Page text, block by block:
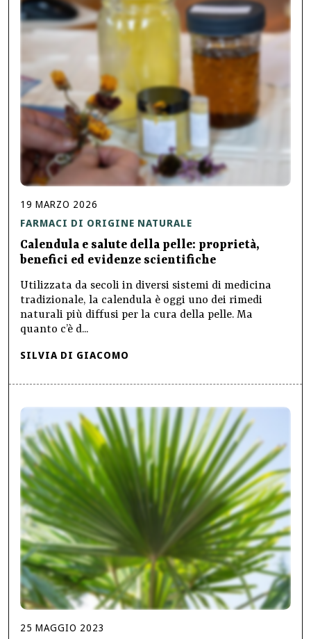
19 MARZO 2026
FARMACI DI ORIGINE NATURALE
Calendula e salute della pelle: proprietà,
benefici ed evidenze scientifiche
Utilizzata da secoli in diversi sistemi di medicina
tradizionale, la calendula è oggi uno dei rimedi
naturali più diffusi per la cura della pelle. Ma
quanto c’è d...
SILVIA DI GIACOMO
25 MAGGIO 2023